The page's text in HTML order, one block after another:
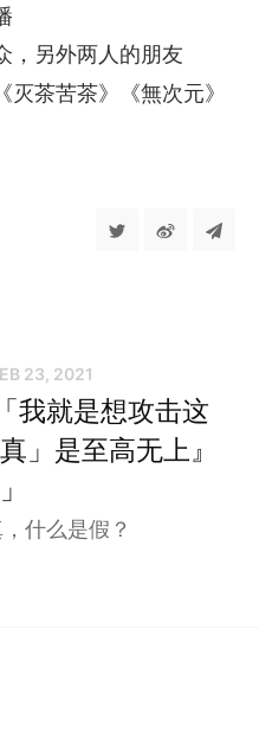
，另外两人的朋友
茶苦茶》《無次元》
23, 2021
我就是想攻击这
」是至高无上』
什么是假？